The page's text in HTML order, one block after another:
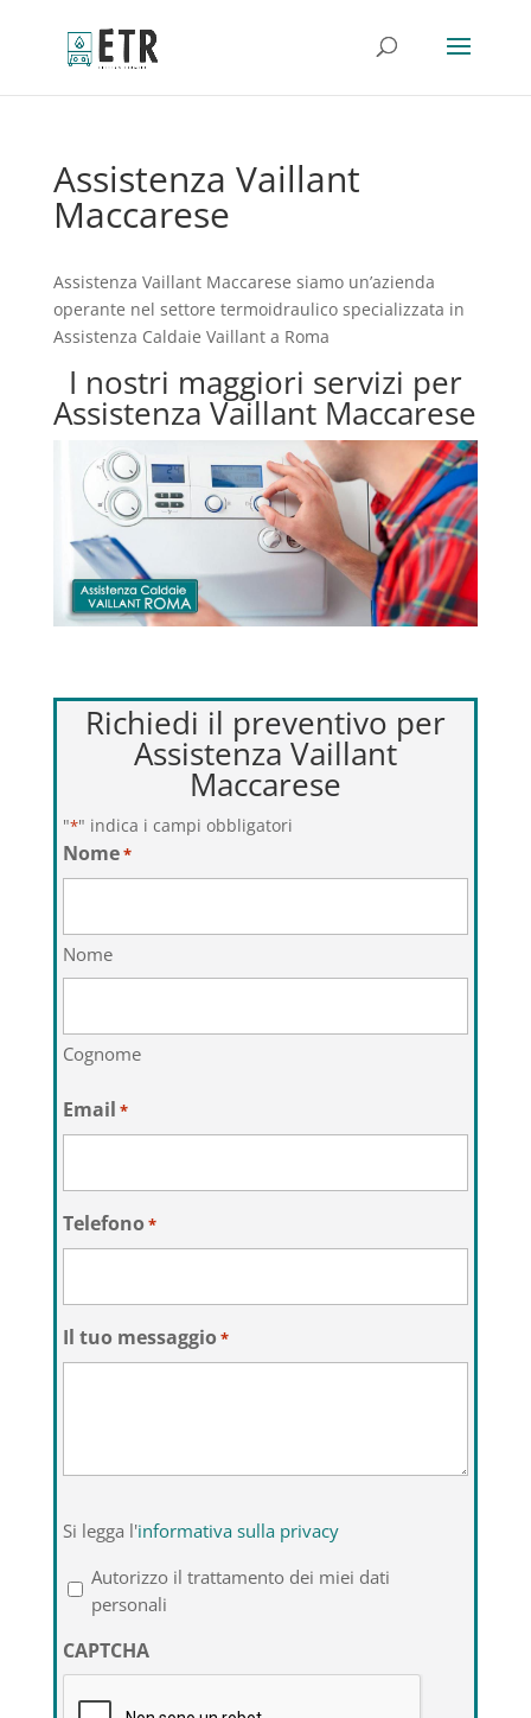
Assistenza Vaillant
Maccarese
Assistenza Vaillant Maccarese siamo un’azienda
operante nel settore termoidraulico specializzata in
Assistenza Caldaie Vaillant a Roma
I nostri maggiori servizi per
Assistenza Vaillant Maccarese
Richiedi il preventivo per
Assistenza Vaillant
Maccarese
"*" indica i campi obbligatori
Nome*
Nome
Cognome
Email *
Telefono*
Il tuo messaggio*
legga
l'informativa
sulla
privacy
*
Si legga l'informativa sulla privacy
Autorizzo il trattamento dei miei dati
personali
CAPTCHA